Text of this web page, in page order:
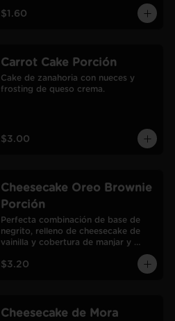
$1.60
Carrot Cake Porción
Cake de zanahoria con nueces y
frosting de queso crema.
$3.00
Cheesecake Oreo Brownie
Porción
Perfecta combinación de base de
negrito, relleno de cheesecake de
vainilla y cobertura de manjar y
$3.20
Cheesecake de Mora